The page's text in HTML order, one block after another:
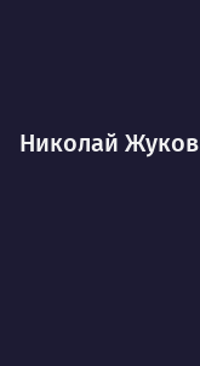
Николай Жуков